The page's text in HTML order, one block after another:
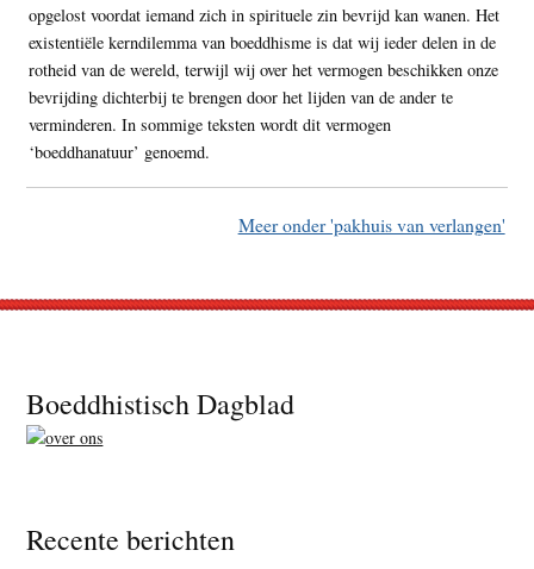
opgelost voordat iemand zich in spirituele zin bevrijd kan wanen. Het
existentiële kerndilemma van boeddhisme is dat wij ieder delen in de
rotheid van de wereld, terwijl wij over het vermogen beschikken onze
bevrijding dichterbij te brengen door het lijden van de ander te
verminderen. In sommige teksten wordt dit vermogen
‘boeddhanatuur’ genoemd.
Meer onder 'pakhuis van verlangen'
Footer
Boeddhistisch Dagblad
Recente berichten